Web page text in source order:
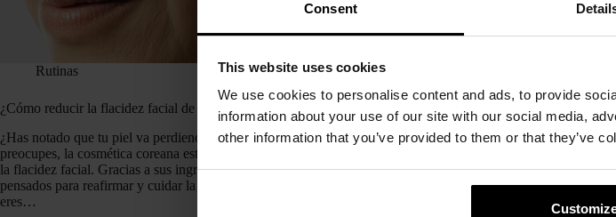
Consent
This website uses cookies
We use cookies to personalise content and ads, to provide
information about your use of our site with our social media,
other information that you’ve provided to them or that they’ve
Rutinas
¿Cómo reducir la flacidez facial de manera más efectiva?
¿Has notado que tu piel va perdiendo firmeza? No te
preocupes, la cosmética coreana está aquí para ayudarte con
la flacidez facial. Gracias a sus ingredientes y rutinas
pensados para reafirmar y cuidar la piel a largo plazo, si
eres…
Los mejores sérums coreanos para pieles
Arrugas, pérdida de elasticidad, textura
rutina adaptada. No hacen falta milagros,
cuidados específicos para poder atenuar de
posible los signos de la edad. El…